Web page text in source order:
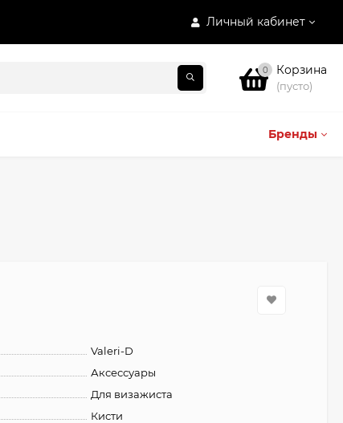
Личный кабинет
0 Корзина
(пусто)
Бренды
Valeri-D
Аксессуары
Для визажиста
Кисти